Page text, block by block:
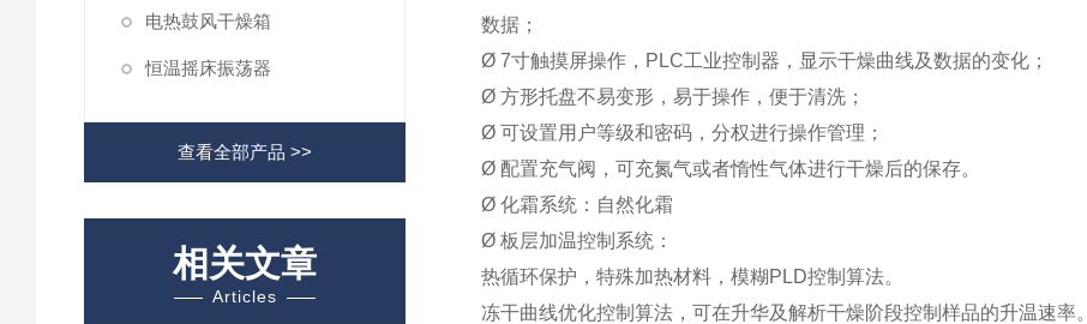
电热鼓风干燥箱
恒温摇床振荡器
查看全部产品 >>
相关文章
Articles
数据；
Ø 7寸触摸屏操作，PLC工业控制器，显示干燥曲线及数据的变化；
Ø 方形托盘不易变形，易于操作，便于清洗；
Ø 可设置用户等级和密码，分权进行操作管理；
Ø 配置充气阀，可充氮气或者惰性气体进行干燥后的保存。
Ø 化霜系统：自然化霜
Ø 板层加温控制系统：
热循环保护，特殊加热材料，模糊PLD控制算法。
冻干曲线优化控制算法，可在升华及解析干燥阶段控制样品的升温速率。